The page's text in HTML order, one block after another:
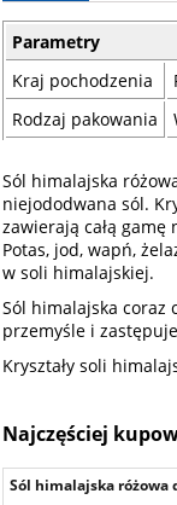
Parametry
Kraj pochodzenia
Rodzaj pakowania
Sól himalajska
niejododwana sól.
zawierają całą
Potas, jod, wapń,
w soli himalajskiej.
Sól himalajska coraz
przemyśle i
Kryształy soli
Najczęściej
Sól himalajska różowa